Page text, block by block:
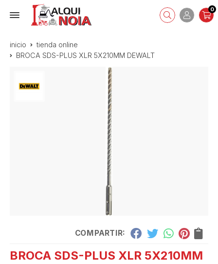
0
inicio
tienda online
BROCA SDS-PLUS XLR 5X210MM DEWALT
COMPARTIR:
BROCA SDS-PLUS XLR 5X210MM